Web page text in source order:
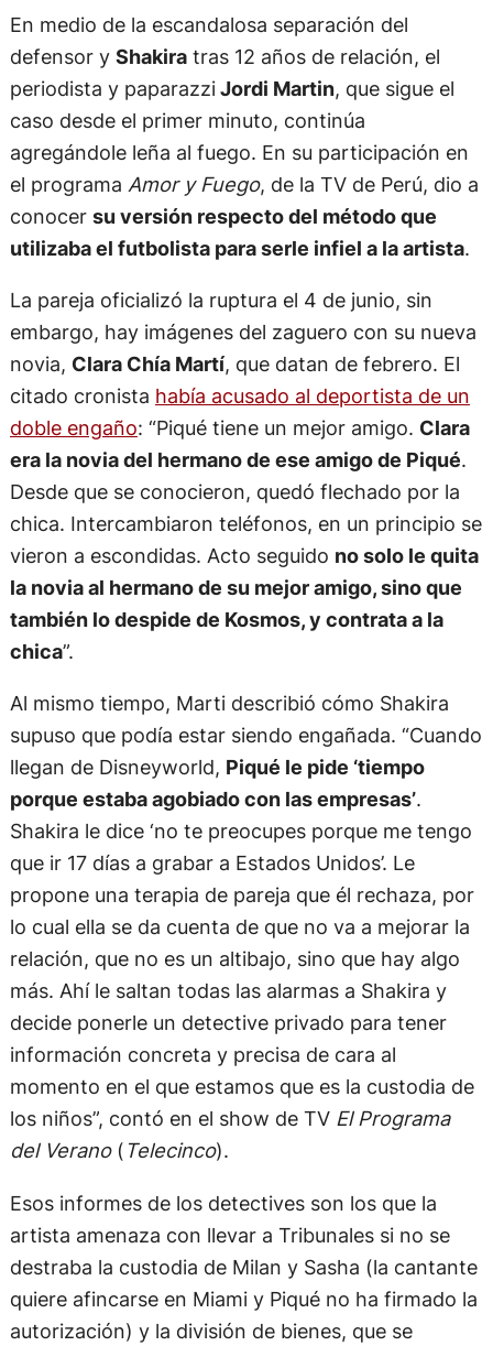
En medio de la escandalosa separación del
defensor y Shakiratras 12 años de relación, el
periodista y paparazziJordi Martin, que sigue el
caso desde el primer minuto, continúa
agregándole leña al fuego. En su participación en
el programa Amor y Fuego, de la TV de Perú, dio a
conocer su versión respecto del método que
utilizaba el futbolista para serle infiel a la artista.
La pareja oficializó la ruptura el 4 de junio, sin
embargo, hay imágenes del zaguero con su nueva
novia, Clara Chía Martí, que datan de febrero. El
citado cronista había acusado al deportista de un
doble engaño: “Piqué tiene un mejor amigo. Clara
era la novia del hermano de ese amigo de Piqué.
Desde que se conocieron, quedó flechado por la
chica. Intercambiaron teléfonos, en un principio se
vieron a escondidas. Acto seguido no solo le quita
la novia al hermano de su mejor amigo, sino que
también lo despide de Kosmos, y contrata a la
chica”.
Al mismo tiempo, Marti describió cómo Shakira
supuso que podía estar siendo engañada. “Cuando
llegan de Disneyworld, Piqué le pide ‘tiempo
porque estaba agobiado con las empresas’.
Shakira le dice ‘no te preocupes porque me tengo
que ir 17 días a grabar a Estados Unidos’. Le
propone una terapia de pareja que él rechaza, por
lo cual ella se da cuenta de que no va a mejorar la
relación, que no es un altibajo, sino que hay algo
más. Ahí le saltan todas las alarmas a Shakira y
decide ponerle un detective privado para tener
información concreta y precisa de cara al
momento en el que estamos que es la custodia de
los niños”, contó en el show de TV El Programa
del Verano( Telecinco).
Esos informes de los detectives son los que la
artista amenaza con llevar a Tribunales si no se
destraba la custodia de Milan y Sasha (la cantante
quiere afincarse en Miami y Piqué no ha firmado la
autorización) y la división de bienes, que se